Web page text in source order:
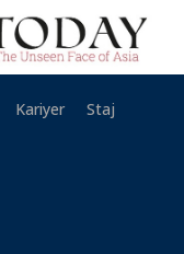
Kariyer
Staj